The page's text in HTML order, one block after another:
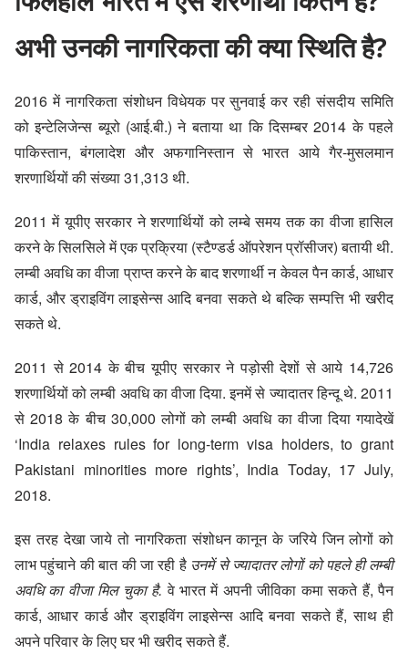
अभी उनकी नागरिकता की क्या स्थिति है?
2016 में नागरिकता संशोधन विधेयक पर सुनवाई कर रही संसदीय समिति
को इन्टेलिजेन्स ब्यूरो (आई.बी.) ने बताया था कि दिसम्बर 2014 के पहले
पाकिस्तान, बंगलादेश और अफगानिस्तान से भारत आये गैर-मुसलमान
शरणार्थियों की संख्या 31,313 थी.
2011 में यूपीए सरकार ने शरणार्थियों को लम्बे समय तक का वीजा हासिल
करने के सिलसिले में एक प्रक्रिया (स्टैण्डर्ड ऑपरेशन प्रॉसीजर) बतायी थी.
लम्बी अवधि का वीजा प्राप्त करने के बाद शरणार्थी न केवल पैन कार्ड, आधार
कार्ड, और ड्राइविंग लाइसेन्स आदि बनवा सकते थे बल्कि सम्पत्ति भी खरीद
सकते थे.
2011 से 2014 के बीच यूपीए सरकार ने पड़ोसी देशों से आये 14,726
शरणार्थियों को लम्बी अवधि का वीजा दिया. इनमें से ज्यादातर हिन्दू थे. 2011
से 2018 के बीच 30,000 लोगों को लम्बी अवधि का वीजादिया गयादेखें
‘India relaxes rules for long-term visa holders, to grant
Pakistani minorities more rights’, India Today, 17 July,
2018.
इस तरह देखा जाये तो नागरिकता संशोधन कानून के जरिये जिन लोगों को
लाभ पहुंचाने की बात की जा रही है उनमें से ज्यादातर लोगों को पहले ही लम्बी
अवधि का वीजा मिल चुका है. वे भारत में अपनी जीविका कमा सकते हैं, पैन
कार्ड, आधार कार्ड और ड्राइविंग लाइसेन्स आदि बनवा सकते हैं, साथ ही
अपने परिवार के लिए घर भी खरीद सकते हैं.